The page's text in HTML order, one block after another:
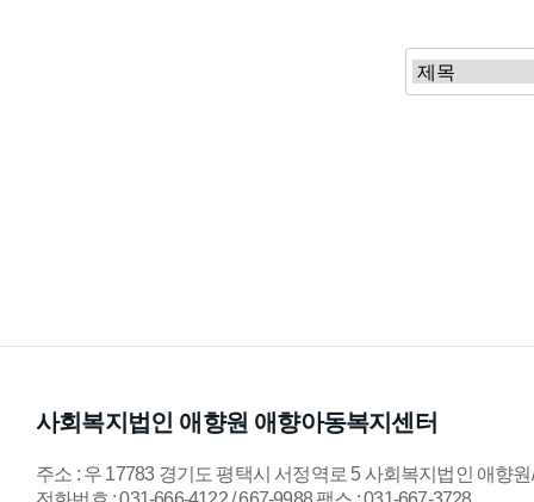
사회복지법인 애향원 애향아동복지센터
주소 : 우 17783 경기도 평택시 서정역로 5 사회복지법인 애향